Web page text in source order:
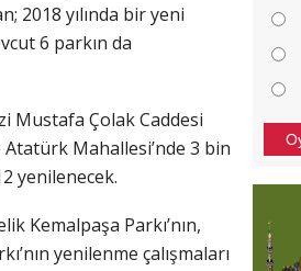
2018 yılında bir yeni
6 parkın da
Mustafa Çolak Caddesi
Mahallesi’nde 3 bin
yenilenecek.
Kemalpaşa Parkı’nın,
yenilenme çalışmaları